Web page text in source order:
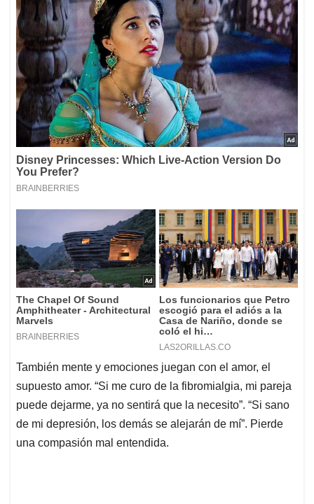
También mente y emociones juegan con el amor, el
supuesto amor. “Si me curo de la fibromialgia, mi pareja
puede dejarme, ya no sentirá que la necesito”. “Si sano
de mi depresión, los demás se alejarán de mí”. Pierde
una compasión mal entendida.